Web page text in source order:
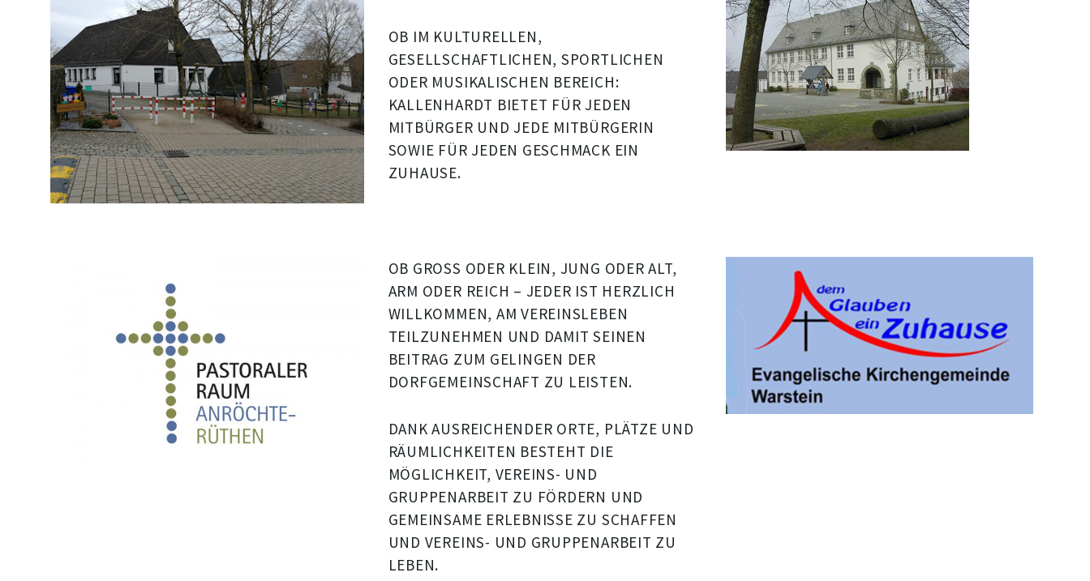
OB IM KULTURELLEN,
GESELLSCHAFTLICHEN, SPORTLICHEN
ODER MUSIKALISCHEN BEREICH:
KALLENHARDT BIETET FÜR JEDEN
MITBÜRGER UND JEDE MITBÜRGERIN
SOWIE FÜR JEDEN GESCHMACK EIN
ZUHAUSE.
OB GROSS ODER KLEIN, JUNG ODER ALT,
ARM ODER REICH – JEDER IST HERZLICH
WILLKOMMEN, AM VEREINSLEBEN
TEILZUNEHMEN UND DAMIT SEINEN
BEITRAG ZUM GELINGEN DER
DORFGEMEINSCHAFT ZU LEISTEN.
DANK AUSREICHENDER ORTE, PLÄTZE UND
RÄUMLICHKEITEN BESTEHT DIE
MÖGLICHKEIT, VEREINS- UND
GRUPPENARBEIT ZU FÖRDERN UND
GEMEINSAME ERLEBNISSE ZU SCHAFFEN
UND VEREINS- UND GRUPPENARBEIT ZU
LEBEN.